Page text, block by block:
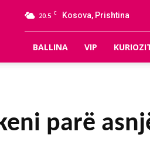
20.5 C Kosova, Prishtina
BALLINA VIP
parë